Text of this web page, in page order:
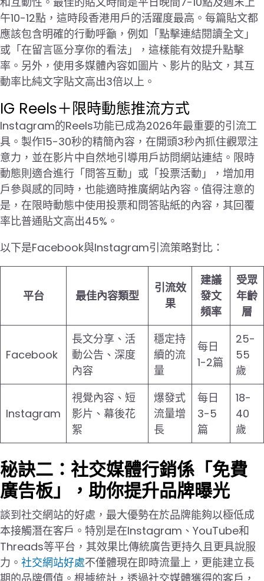
午10-12點，這時段香港用戶的活躍度最高。每篇貼文都
應該包含明確的行動呼籲，例如「點擊連結閱讀全文」
或「在留言區分享你的看法」，這樣能有效提升點擊
率。另外，使用多媒體內容如圖片、影片的貼文，其互
動率比純文字貼文高出3倍以上。
IG Reels＋限時動態推流方式
Instagram的Reels功能已成為2026年最重要的引流工
具。製作15-30秒的精簡內容，在開頭3秒內抓住觀眾注
意力，並在影片中自然地引導用戶訪問網站連結。限時
動態則適合進行「問答互動」或「投票活動」，增加用
戶參與感的同時，也能適時推廣網站內容。值得注意的
是，在限時動態中使用投票和問答貼紙的內容，其回覆
率比普通貼文高出45%。
以下是Facebook與Instagram引流策略對比：
平台 最佳內容類型
引流效
果
建議
發文
頻率
受眾
年齡
層
Facebook
長文分享、活
動公告、深度
內容
穩定持
續的流
量
每日
1-2篇
25-
55
歲
Instagram
視覺內容、短
影片、幕後花
絮
爆發式
流量增
長
每日
3-5
篇
18-
40
歲
秘訣二：社交媒體行銷係「免費
廣告板」，助你提升品牌曝光
談到社交網站的好處，最大優勢在於品牌能夠以極低成
本接觸潛在客戶。特別是在Instagram、YouTube和
Threads等平台，其效果比傳統廣告更持久且更具說服
力。 社交網站好處不僅體現在即時流量上，更能建立長